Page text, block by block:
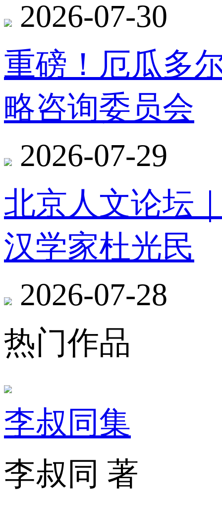
2026-07-30
重磅！厄瓜多
略咨询委员会
2026-07-29
北京人文论坛
汉学家杜光民
2026-07-28
热门作品
李叔同集
李叔同 著